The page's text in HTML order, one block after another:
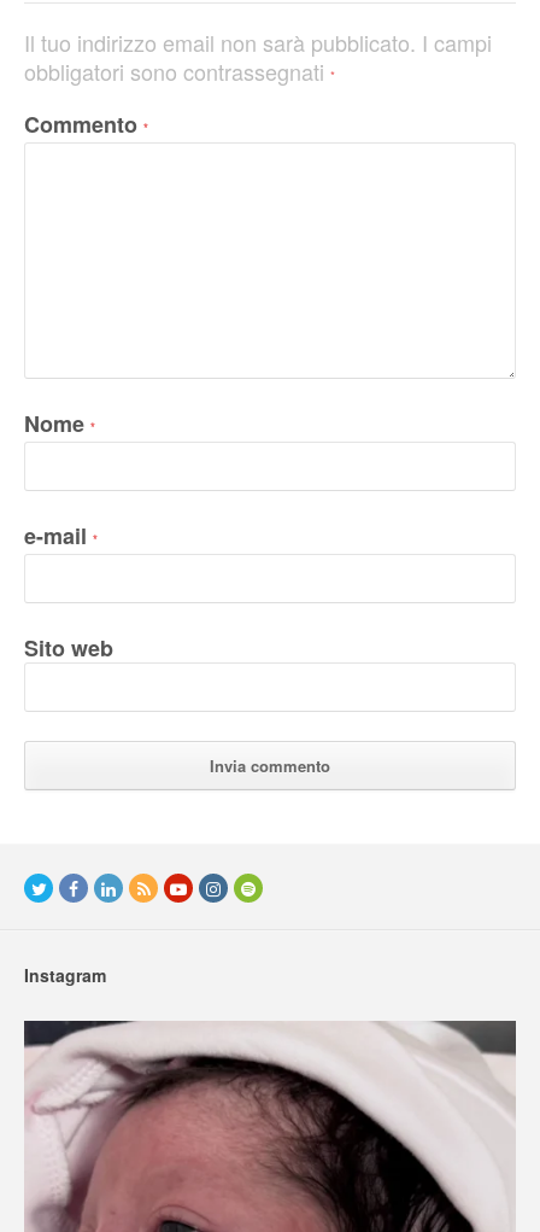
Il tuo indirizzo email non sarà pubblicato. I campi
obbligatori sono contrassegnati *
Commento *
Nome *
e-mail *
Sito web
Instagram